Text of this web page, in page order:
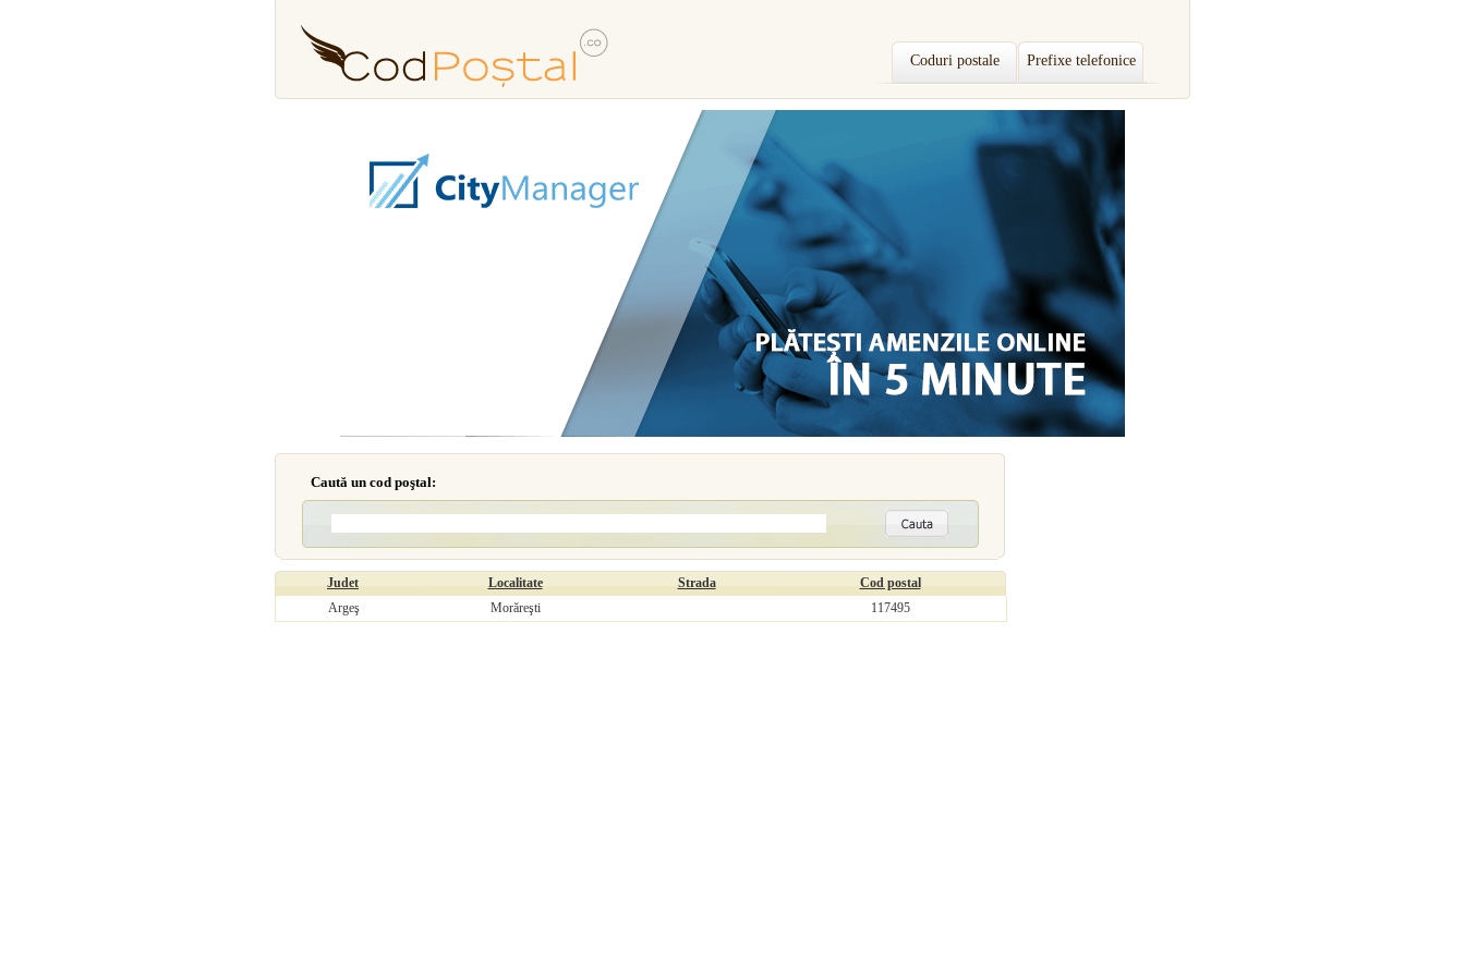
Coduri postale Prefixe telefonice
Caută un cod poştal:
Judet Localitate Strada
Cod postal
Argeş
Morăreşti 117495